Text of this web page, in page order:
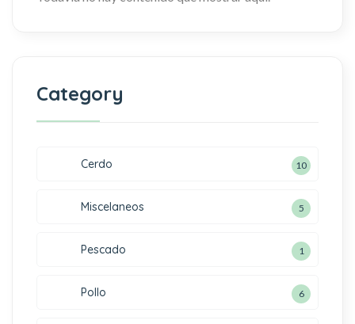
Category
Cerdo 10
Miscelaneos 5
Pescado 1
Pollo 6